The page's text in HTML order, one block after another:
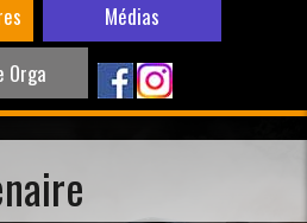
Médias
Orga